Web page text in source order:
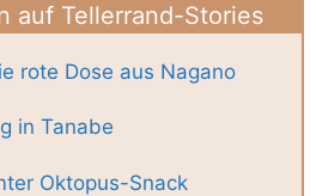
auf Tellerrand-Stories
rote Dose aus Nagano
in Tanabe
Oktopus-Snack